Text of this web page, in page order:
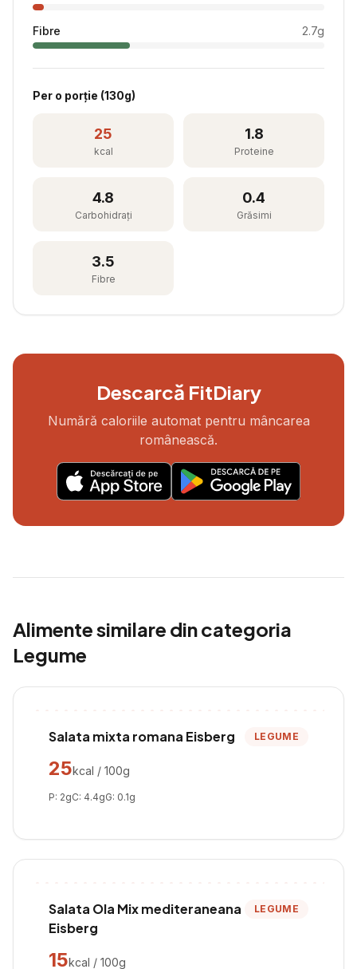
Fibre 2.7g
Per o porție (130g)
25
kcal
1.8
Proteine
4.8
Carbohidrați
0.4
Grăsimi
3.5
Fibre
Descarcă FitDiary
Numără caloriile automat pentru mâncarea
românească.
Alimente similare din categoria
Legume
Salata mixta romana Eisberg LEGUME
25kcal / 100g
P: 2gC: 4.4gG: 0.1g
Salata Ola Mix mediteraneana
Eisberg
LEGUME
15kcal / 100g